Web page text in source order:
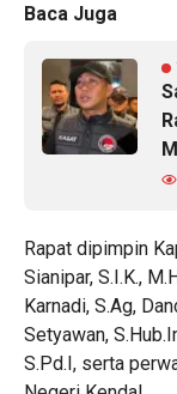
Baca Juga
Rapat dipimpin
Sianipar, S.I.K.,
Karnadi, S.Ag,
Setyawan,
S.Pd.I, serta